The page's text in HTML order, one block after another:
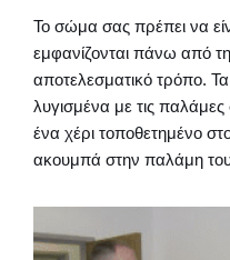
Το σώμα σας πρέπει να
εμφανίζονται πάνω από
αποτελεσματικό τρόπο.
λυγισμένα με τις
ένα χέρι τοποθετημένο
ακουμπά στην παλάμη